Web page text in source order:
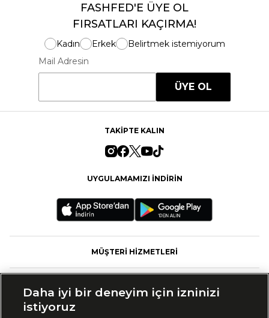
FASHFED'E ÜYE OL
FIRSATLARI KAÇIRMA!
Kadın Erkek
Belirtmek istemiyorum
Mail Adresin
ÜYE OL
TAKİPTE KALIN
UYGULAMAMIZI İNDİRİN
MÜŞTERİ HİZMETLERİ
Daha iyi bir deneyim için izninizi
istiyoruz